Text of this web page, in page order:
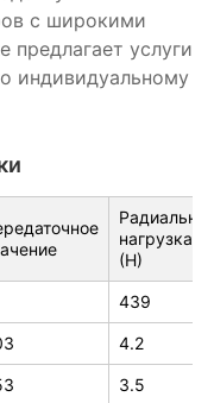
с широкими
предлагает услуги
индивидуальному
нагрузка
(Н)
439
4.2
3.5